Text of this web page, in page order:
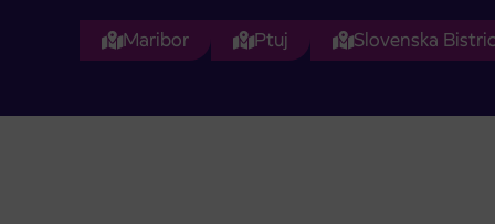
Maribor Ptuj Slovenska